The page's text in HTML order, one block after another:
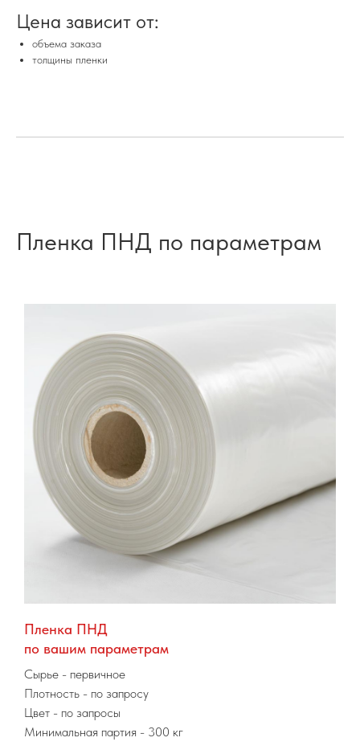
Цена зависит от:
объема заказа
толщины пленки
Пленка ПНД по параметрам
Пленка ПНД
по вашим параметрам
Сырье - первичное
Плотность - по запросу
Цвет - по запросы
Минимальная партия - 300 кг